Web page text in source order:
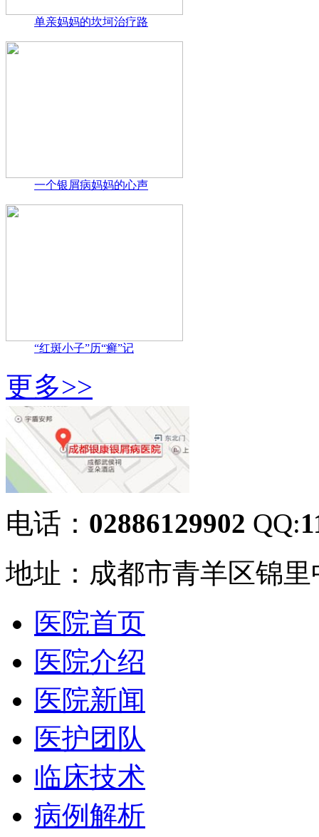
单亲妈妈的坎坷治疗路
一个银屑病妈妈的心声
“红斑小子”历“癣”记
更多>>
电话： 02886129902 QQ:
地址：成都市青羊区锦里
医院首页
医院介绍
医院新闻
医护团队
临床技术
病例解析